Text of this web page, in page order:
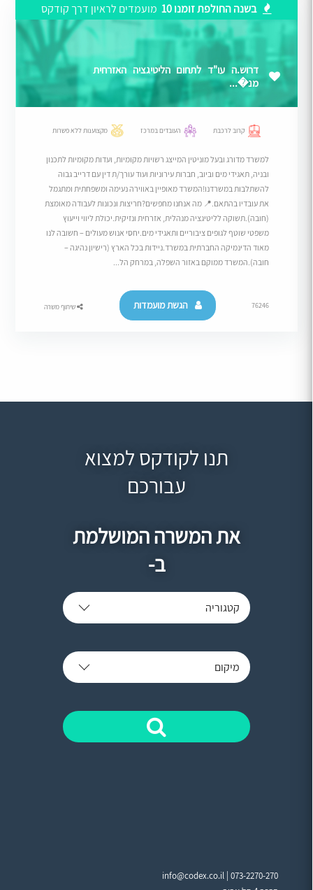
בשנה החולפת זומנו 10 מועמדים לראיון דרך קודקס
דרוש.ה עו"ד לתחום הליטיגציה האזרחית
מנ�...
קרוב לרכבת העובדים במרכז מקצוענות ללא פשרות
למשרד מדורג ובעל מוניטין המייצג רשויות מקומיות, ועדות מקומיות לתכנון
ובניה, תאגידי מים וביוב, חברות עירוניות ועוד עורך/ת דין עם דרייב גבוה
להשתלבות במשרדנו!המשרד מאופיין באווירה נעימה ומשפחתית ומתגמל
את עובדיו בהתאם.​📍 מה אנחנו מחפשים?חריצות ונכונות לעבודה מאומצת
(חובה).​תשוקה לליטיגציה מנהלית, אזרחית ונזיקית.​יכולת ליווי וייעוץ
משפטי שוטף לגופים ציבוריים ותאגידי מים.​יחסי אנוש מעולים – חשובה לנו
מאוד הדינמיקה החברתית במשרד.​ניידות בכל הארץ (רישיון נהיגה –
חובה).המשרד ממוקם באזור השפלה, במרחק הל...
76246 הגשת מועמדות שיתוף משרה
תנו לקודקס למצוא
עבורכם
את המשרה המושלמת
ב-
קטגוריה
מיקום
info@codex.co.il |073-2270-270